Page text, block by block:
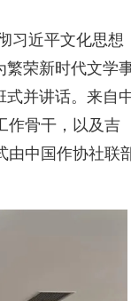
习近平文化思想
繁荣新时代文学
并讲话。来自
作骨干，以及吉
由中国作协社联